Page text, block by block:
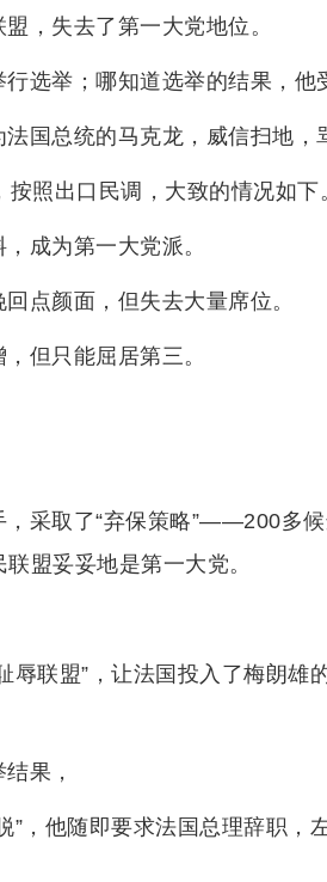
，失去了第一大党地位。
选举；哪知道选举的结果，他
国总统的马克龙，威信扫地，
照出口民调，大致的情况如下
成为第一大党派。
点颜面，但失去大量席位。
但只能屈居第三。
采取了“弃保策略”——200多
盟妥妥地是第一大党。
联盟”，让法国投入了梅朗雄
果，
，他随即要求法国总理辞职，